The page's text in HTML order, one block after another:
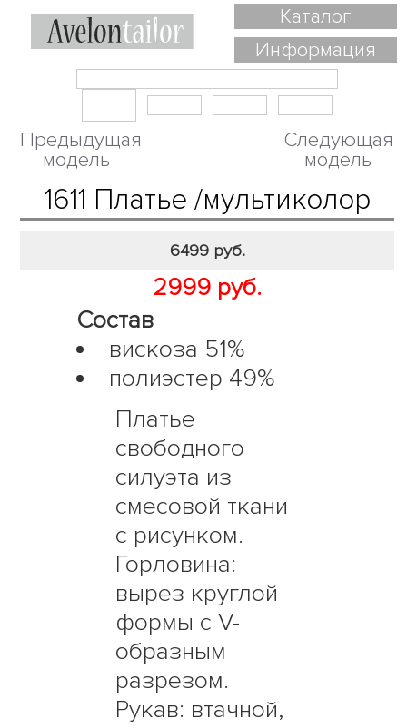
Каталог
Информация
Предыдущая
модель
Следующая
модель
1611 Платье /мультиколор
6499 руб.
2999 руб.
Состав
вискоза 51%
полиэстер 49%
Платье
свободного
силуэта из
смесовой ткани
с рисунком.
Горловина:
вырез круглой
формы с V-
образным
разрезом.
Рукав: втачной,